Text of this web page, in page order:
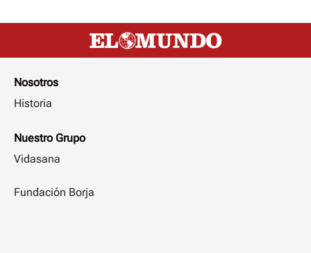
Nosotros
Historia
Nuestro Grupo
Vidasana
Fundación Borja